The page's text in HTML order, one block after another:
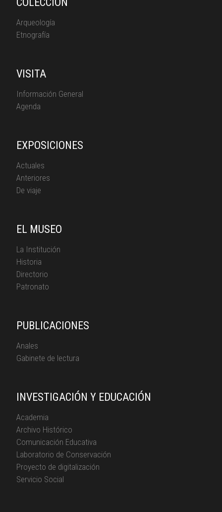
Arqueología
Etnografía
VISITA
Información General
Agenda
EXPOSICIONES
Actuales
Anteriores
De viaje
EL MUSEO
La Institución
Historia
Directorio
Patronato
PUBLICACIONES
Anales
Gabinete de lectura
INVESTIGACIÓN Y EDUCACIÓN
Academia
Archivo Histórico
Comunicación Educativa
Laboratorio de Conservación
Proyecto de digitalización
Servicio Social